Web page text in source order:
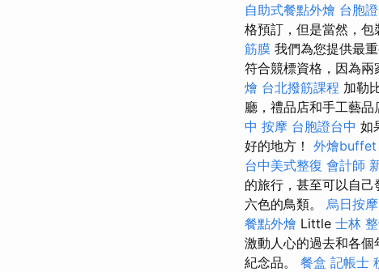
自助式餐點外燴 台胞
格預訂，但是當然，包
筋膜 我們為您提供最
符合競標資格，因為兩
燴 台北撥筋課程 加勒
廳，禮品店和手工藝品
中 按摩 台胞證台中 如
好的地方！ 外燴buffet
台中美式整復 會計師
的旅行，甚至可以自
六色的鳥類。 烏日按摩
餐點外燴 Little 士林
激動人心的過去和各個
紀念品。 餐盒 記帳士